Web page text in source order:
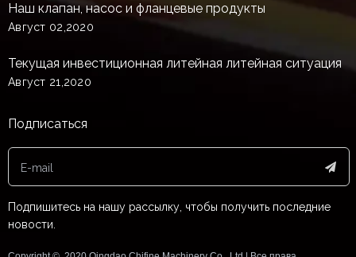
Наш клапан, насос и фланцевые продукты
Август 02,2020
Текущая инвестиционная литейная литейная ситуация
Август 21,2020
Подписаться
Подпишитесь на нашу рассылку, чтобы получить последние
новости.